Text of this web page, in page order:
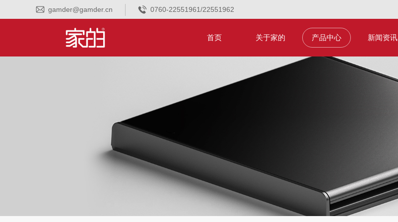
gamder@gamder.cn 0760-22551961/22551962
首页 关于家的 产品中心 新闻资讯